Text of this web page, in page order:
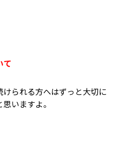
て
られる方へはずっと大切に
いますよ。